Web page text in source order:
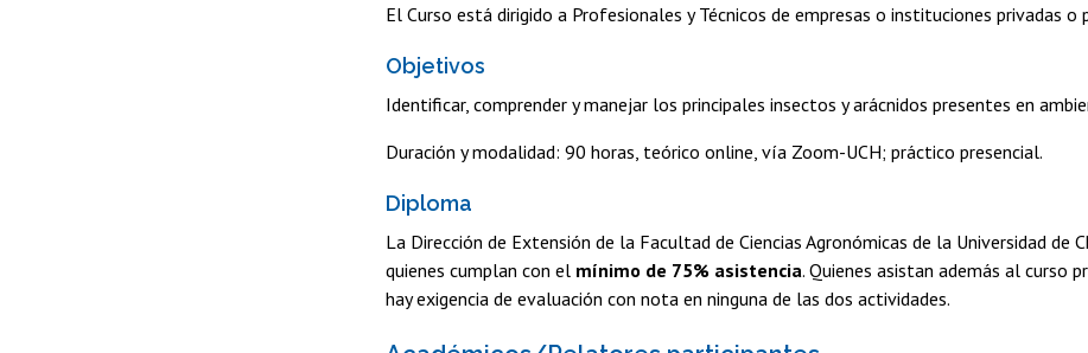
El Curso está dirigido a Profesionales y Técnicos de empresas o instituciones privadas o
Objetivos
Identificar, comprender y manejar los principales insectos y arácnidos presentes en
Duración y modalidad: 90 horas, teórico online, vía Zoom-UCH; práctico presencial.
Diploma
La Dirección de Extensión de la Facultad de Ciencias Agronómicas de la Universidad de
quienes cumplan con el mínimo de 75% asistencia. Quienes asistan además al curso
hay exigencia de evaluación con nota en ninguna de las dos actividades.